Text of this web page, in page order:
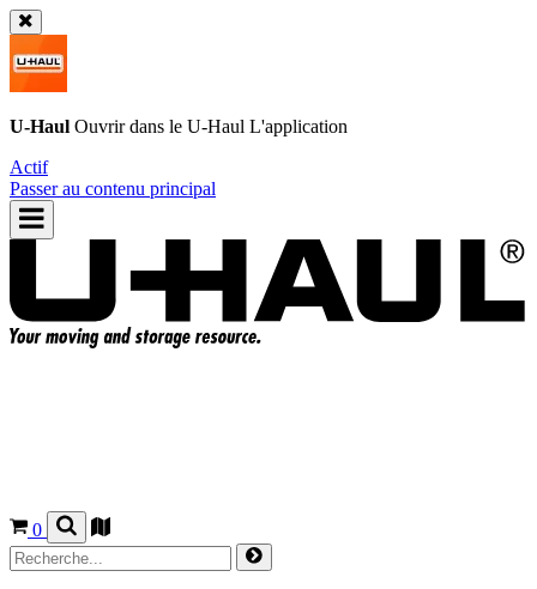
U-Haul Ouvrir dans le U-Haul L'application
Actif
Passer au contenu principal
0